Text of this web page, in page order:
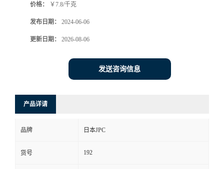
价格： ￥7.8/千克
发布日期： 2024-06-06
更新日期： 2026-08-06
发送咨询信息
产品详请
品牌 日本JPC
货号 192